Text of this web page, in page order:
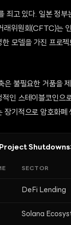
죄고 있다. 일본 정
래위원회(CFTC)는
모델을 가진 프로
은 불필요한 거품을
적인 스테이블코인
장기적으로 암호화
SECTOR
DeFi Lending
Solana